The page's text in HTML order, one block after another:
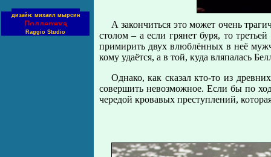
дизайн: михаил мырсин
Поддержка
Raggio Studio
А закончиться это может очень
столом – а если грянет буря, то
примирить двух влюблённых в неё
кому удаётся, а в той, куда вляпалась
Однако, как сказал кто-то из
совершить невозможное. Если бы по
чередой кровавых преступлений,